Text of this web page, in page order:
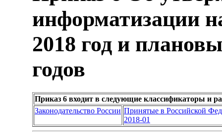
информатизации
2018 год и
годов
Приказ 6 входит в следующие классификаторы и
Законодательство России Принятые в Российской
2018-01